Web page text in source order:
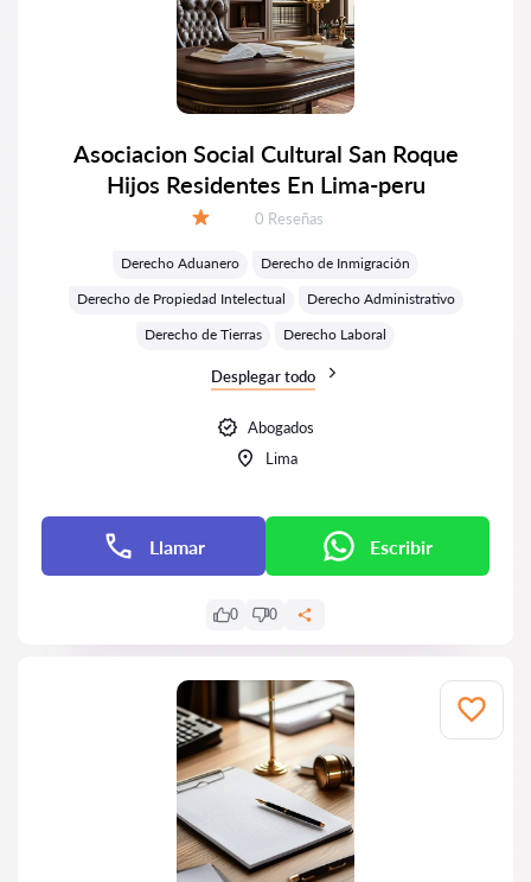
Asociacion Social Cultural San Roque
Hijos Residentes En Lima-peru
Número de reseñas:
0 Reseñas
Derecho Aduanero
Derecho de Inmigración
Derecho de Propiedad Intelectual
Derecho Administrativo
Derecho de Tierras
Derecho Laboral
Desplegar todo
Abogados
Lima
Llamar Escribir
0 0